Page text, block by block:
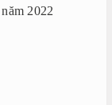
2022